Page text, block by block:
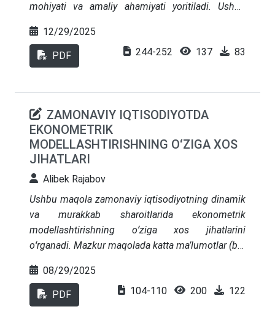
mohiyati va amaliy ahamiyati yoritiladi. Ushbu
siklini yopiq tizimda tashkil etishni, ya’ni
chiqindilarni resursga aylantirish orqali ekologik
barqarorlikni ta’minlashni nazarda tutadi.
iqtisodiy va ijtimoiy ustunliklari tahlil qilinadi.
Shuningdek, ushbu yondashuvning sirkulyar
iqtisodiyot rivojidagi o‘rni va barqaror rivojlanish
maqsadlariga qo‘shadigan hissasi asoslab beriladi.
12/29/2025
PDF 244-252 137 83
ZAMONAVIY IQTISODIYOTDA
EKONOMETRIK
MODELLASHTIRISHNING OʻZIGA XOS
JIHATLARI
Alibek Rajabov
Ushbu maqola zamonaviy iqtisodiyotning dinamik
va murakkab sharoitlarida ekonometrik
modellashtirishning oʻziga xos jihatlarini
oʻrganadi. Mazkur maqolada katta ma’lumotlar (big
sun’iy intellekt integratsiyasi kabi zamonaviy
tendensiyalar ta’kidlangan boʻlib, ular inflyatsiya,
ishsizlik, iqlim oʻzgarishi va pandemiya ta’sirini
08/29/2025
PDF 104-110 200 122